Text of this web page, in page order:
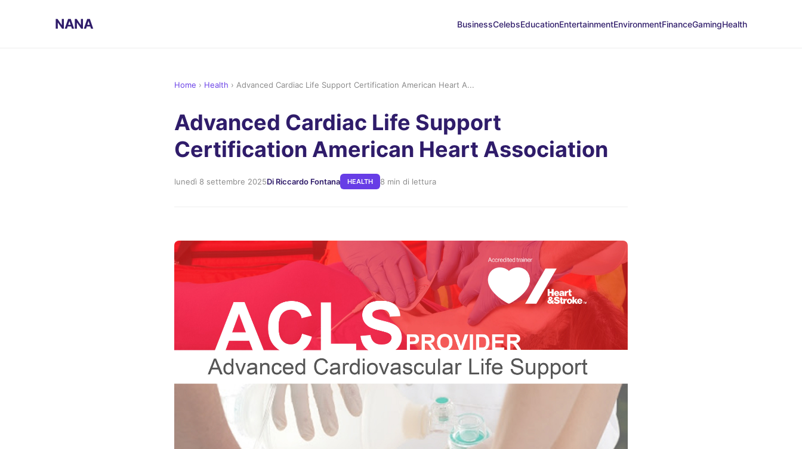
NANA BusinessCelebsEducationEntertainmentEnvironmentFinanceGamingHealth
Home › Health › Advanced Cardiac Life Support Certification American Heart A...
Advanced Cardiac Life Support
Certification American Heart Association
lunedì 8 settembre 2025Di Riccardo Fontana HEALTH 8 min di lettura